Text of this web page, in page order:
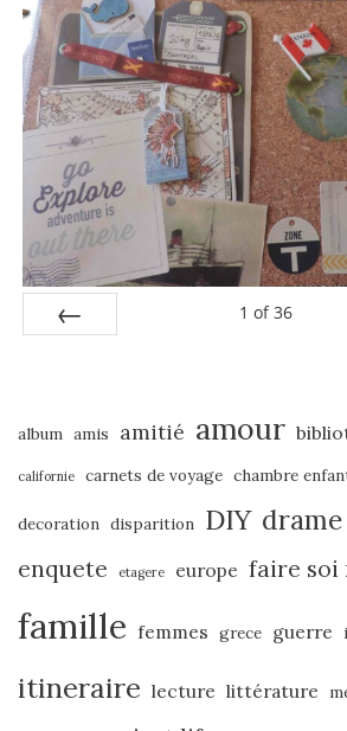
1 of 36
album amis amitié amour
californie carnets de voyage chambre
decoration disparition DIY drame
enquete etagere europe faire soi
famille femmes grece guerre
itineraire lecture littérature